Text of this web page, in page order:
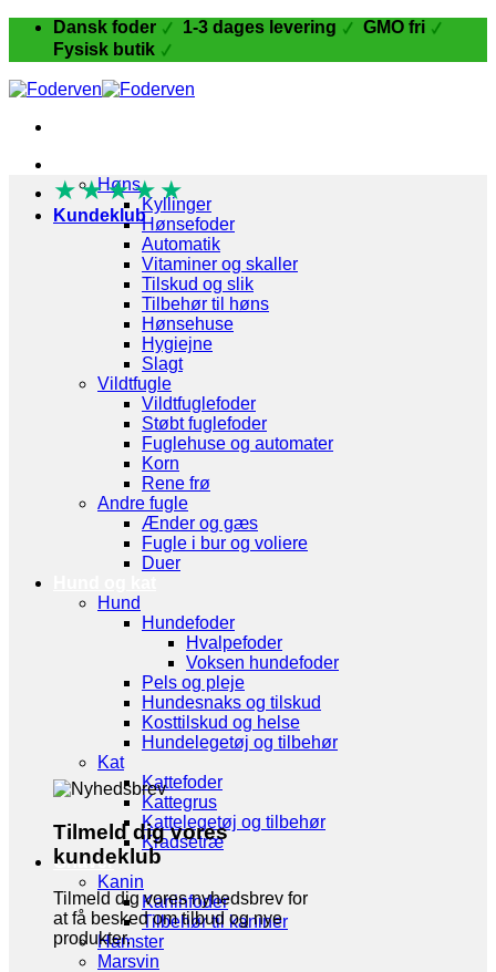
Fortsæt
indhold
Dansk foder 1-3 dages levering
GMO fri
Fysisk butik
Høns
Kyllinger
Hønsefoder
Automatik
Vitaminer og skaller
Tilskud og slik
Tilbehør til høns
Hønsehuse
Hygiejne
Slagt
Vildtfugle
Vildtfuglefoder
Støbt fuglefoder
Fuglehuse og automater
Korn
Rene frø
Andre fugle
Ænder og gæs
Fugle i bur og voliere
Duer
Hund
Hundefoder
Hvalpefoder
Voksen hundefoder
Pels og pleje
Hundesnaks og tilskud
Kosttilskud og helse
Hundelegetøj og tilbehør
Kat
Kattefoder
Kattegrus
Kattelegetøj og tilbehør
Kradsetræ
Gnaver
Kanin
Kaninfoder
Tilbehør til kaniner
Hamster
Marsvin
★★★★ ★
Kundeklub
Tilmeld dig vores
kundeklub
Tilmeld dig vores nyhedsbrev for
at få besked om tilbud og nye
produkter.